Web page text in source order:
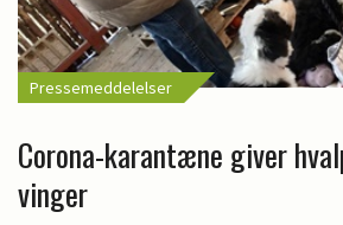
Pressemeddelelser
Corona-karantæne giver
vinger